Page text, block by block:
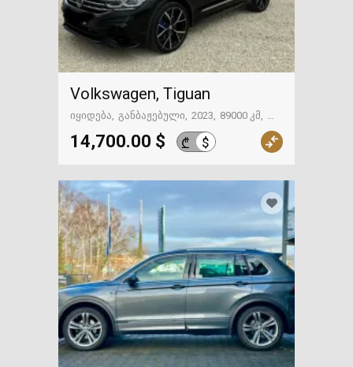
Volkswagen, Tiguan
იყიდება განბაჟებული 2023
89000 კმ
14,700.00 $ ₾ $